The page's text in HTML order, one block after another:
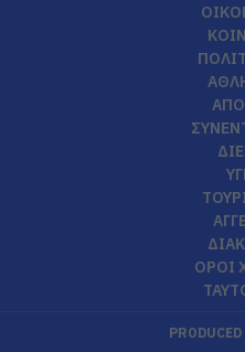
ΟΡΟΙ
PRODUCED